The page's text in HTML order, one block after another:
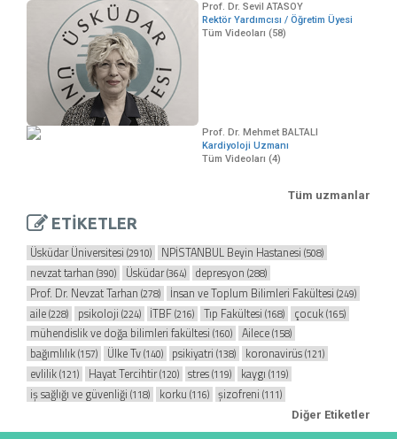
Prof. Dr. Sevil ATASOY
Rektör Yardımcısı / Öğretim Üyesi
Tüm Videoları (58)
Prof. Dr. Mehmet BALTALI
Kardiyoloji Uzmanı
Tüm Videoları (4)
Tüm uzmanlar
ETİKETLER
Üsküdar Üniversitesi (2910) NPİSTANBUL Beyin Hastanesi (508)
nevzat tarhan (390) Üsküdar(364) depresyon(288)
Prof. Dr. Nevzat Tarhan (278) İnsan ve Toplum Bilimleri Fakültesi (249)
aile(228) psikoloji (224) İTBF(216) Tıp Fakültesi(168) çocuk(165)
mühendislik ve doğa bilimleri fakültesi (160) Ailece(158)
bağımlılık(157) Ülke Tv(140) psikiyatri(138) koronavirüs(121)
evlilik(121) Hayat Tercihtir(120) stres(119) kaygı(119)
iş sağlığı ve güvenliği (118) korku (116) şizofreni(111)
Diğer Etiketler